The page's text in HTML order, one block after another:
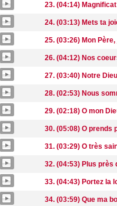
23. (04:14)
24. (03:13) Mets ta
25. (03:26) Mon
26. (04:12) Nos
27. (03:40) Notre
28. (02:53) Nous
29. (02:18) O mon
30. (05:08) O prends
31. (03:29) O très
32. (04:53) Plus près
33. (04:43) Portez la
34. (03:59) Que ma